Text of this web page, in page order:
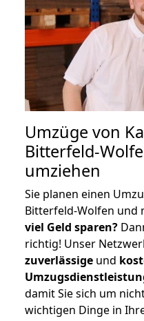
Umzüge von
Bitterfeld-
umziehen
Sie planen einen
Bitterfeld-Wolfen und
viel Geld sparen?
richtig! Unser
zuverlässige und
damit Sie sich um
wichtigen Dinge in